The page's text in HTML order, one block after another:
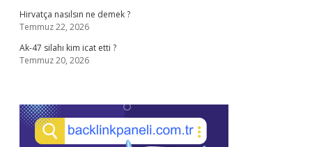
Hirvatça nasılsın ne demek ?
Temmuz 22, 2026
Ak-47 silahı kim icat etti ?
Temmuz 20, 2026